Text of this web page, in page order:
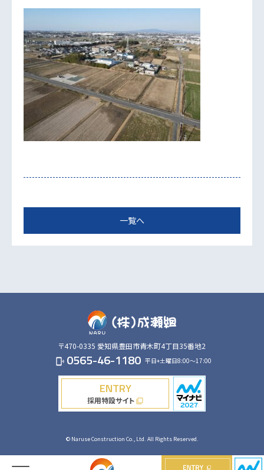
一覧へ
〒470-0335 愛知県豊田市青木町4丁目35番地2
phonelink_ring 0565-46-1180 平日+土曜日8:00～17:00
ENTRY
採用特設サイトfilter_none
© Naruse Construction Co., Ltd. All Rights Reserved.